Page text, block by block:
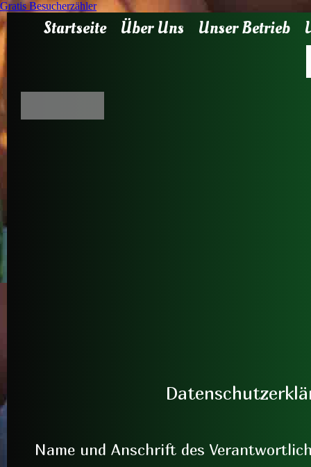
Gratis Besucherzähler
Startseite Über Uns Unser Betrieb
Name und Anschrift des